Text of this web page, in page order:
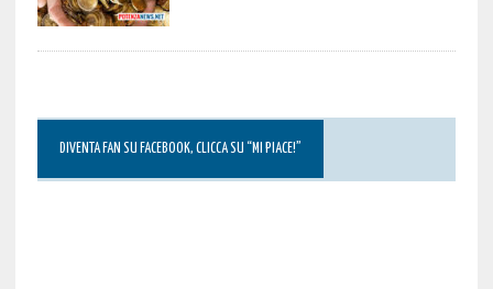
DIVENTA FAN SU FACEBOOK, CLICCA SU “MI PIACE!”